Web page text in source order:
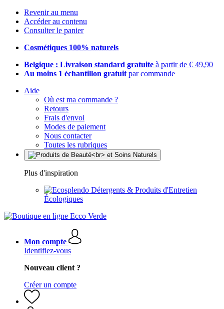
Revenir au menu
Accéder au contenu
Consulter le panier
Cosmétiques 100% naturels
Belgique : Livraison standard gratuite à partir de € 49,90
Au moins 1 échantillon gratuit par commande
Aide
Où est ma commande ?
Retours
Frais d'envoi
Modes de paiement
Nous contacter
Toutes les rubriques
Plus d'inspiration
Détergents & Produits d'Entretien
Écologiques
Mon compte
Identifiez-vous
Nouveau client ?
Créer un compte